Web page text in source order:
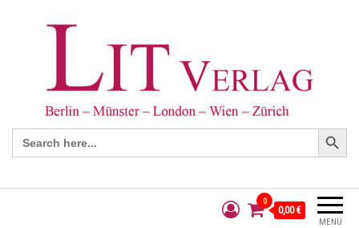
Search
for:
Search Button
MENÜ
0
0,00 €